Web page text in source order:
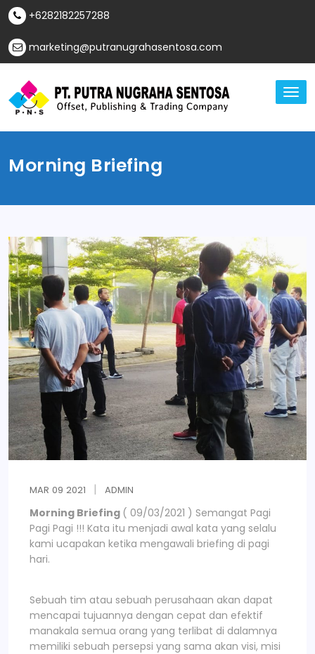
Skip
to
content
+6282182257288
marketing@putranugrahasentosa.com
PT Putra Nugraha
Sentosa
Morning Briefing
MAR 09 2021 ADMIN
Morning Briefing ( 09/03/2021 ) Semangat Pagi
Pagi Pagi !!! Kata itu menjadi awal kata yang selalu
kami ucapakan ketika mengawali briefing di pagi
hari.
Sebuah tim atau sebuah perusahaan akan dapat
mencapai tujuannya dengan cepat dan efektif
manakala semua orang yang terlibat di dalamnya
memiliki sebuah persepsi yang sama akan visi, misi